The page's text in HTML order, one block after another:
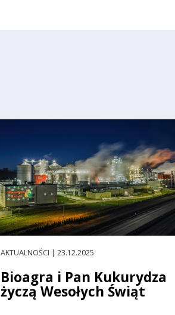
AKTUALNOŚCI | 23.12.2025
Bioagra i Pan Kukurydza
życzą Wesołych Świąt